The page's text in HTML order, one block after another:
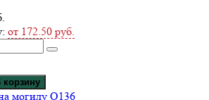
от 172.50 руб.
корзину